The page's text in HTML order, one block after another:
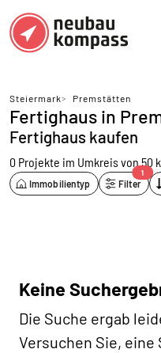
Steiermark> Premstätten
Fertighaus in
Fertighaus kaufen
0 Projekte im Umkreis von 50
Immobilientyp Filter
1
Keine
Die Suche ergab
Versuchen Sie,